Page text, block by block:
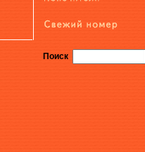
Поиск